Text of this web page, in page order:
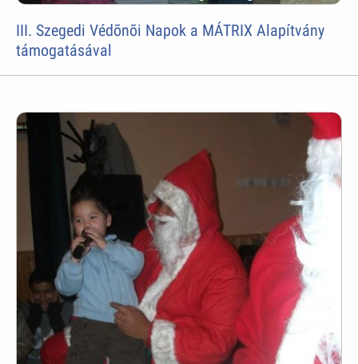
III. Szegedi Védõnõi Napok a MÁTRIX Alapítvány
támogatásával